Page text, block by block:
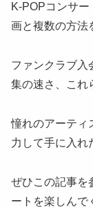
K-POPコンサ
画と複数の方法
ファンクラブ入
集の速さ、これ
憧れのアーティ
力して手に入れ
ぜひこの記事を
ートを楽しんで